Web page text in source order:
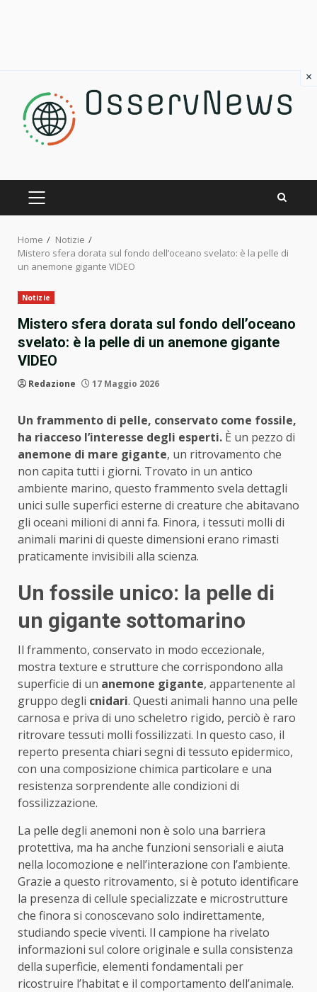
content
PRIMARY
MENU
Home
Notizie
Mistero sfera dorata sul fondo dell’oceano svelato: è la pelle di
un anemone gigante VIDEO
Notizie
Mistero sfera dorata sul fondo dell’oceano
svelato: è la pelle di un anemone gigante
VIDEO
Redazione 17 Maggio 2026
Un frammento di pelle, conservato come fossile,
ha riacceso l’interesse degli esperti. È un pezzo di
anemone di mare gigante, un ritrovamento che
non capita tutti i giorni. Trovato in un antico
ambiente marino, questo frammento svela dettagli
unici sulle superfici esterne di creature che abitavano
gli oceani milioni di anni fa. Finora, i tessuti molli di
animali marini di queste dimensioni erano rimasti
praticamente invisibili alla scienza.
Un fossile unico: la pelle di
un gigante sottomarino
Il frammento, conservato in modo eccezionale,
mostra texture e strutture che corrispondono alla
superficie di un anemone gigante, appartenente al
gruppo degli cnidari. Questi animali hanno una pelle
carnosa e priva di uno scheletro rigido, perciò è raro
ritrovare tessuti molli fossilizzati. In questo caso, il
reperto presenta chiari segni di tessuto epidermico,
con una composizione chimica particolare e una
resistenza sorprendente alle condizioni di
fossilizzazione.
La pelle degli anemoni non è solo una barriera
protettiva, ma ha anche funzioni sensoriali e aiuta
nella locomozione e nell’interazione con l’ambiente.
Grazie a questo ritrovamento, si è potuto identificare
la presenza di cellule specializzate e microstrutture
che finora si conoscevano solo indirettamente,
studiando specie viventi. Il campione ha rivelato
informazioni sul colore originale e sulla consistenza
della superficie, elementi fondamentali per
ricostruire l’habitat e il comportamento dell’animale.
×